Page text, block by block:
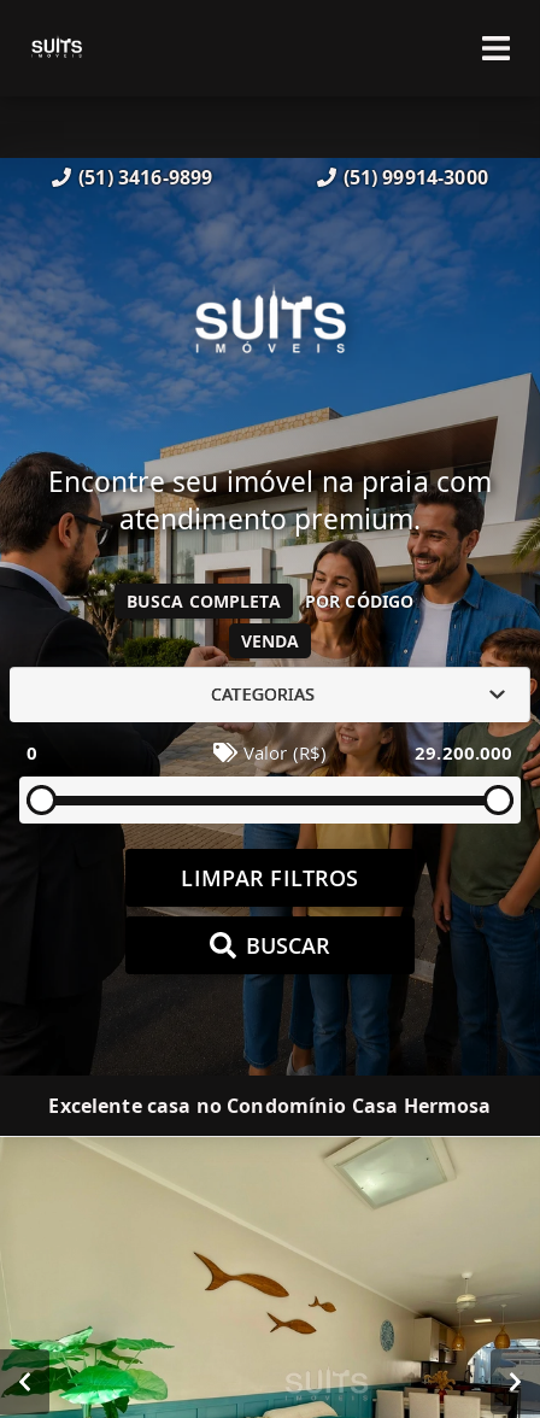
(51) 3416-9899 (51) 99914-3000
Encontre seu imóvel na praia com
atendimento premium.
VENDA
BUSCA COMPLETA POR CÓDIGO
CATEGORIAS
0 Valor (R$) 29.200.000
LIMPAR FILTROS
BUSCAR
Excelente casa no Condomínio Casa Hermosa